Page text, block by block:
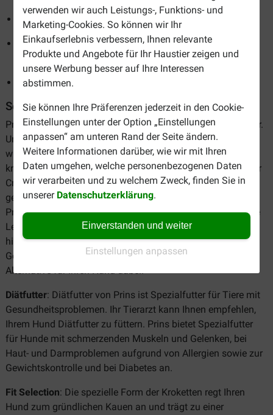
verwenden wir auch Leistungs-, Funktions- und
Marketing-Cookies. So können wir Ihr
Einkaufserlebnis verbessern, Ihnen relevante
Produkte und Angebote für Ihr Haustier zeigen und
unsere Werbung besser auf Ihre Interessen
abstimmen.
Sie können Ihre Präferenzen jederzeit in den Cookie-
Einstellungen unter der Option „Einstellungen
anpassen“ am unteren Rand der Seite ändern.
Weitere Informationen darüber, wie wir mit Ihren
Daten umgehen, welche personenbezogenen Daten
wir verarbeiten und zu welchem Zweck, finden Sie in
unserer Datenschutzerklärung.
Einverstanden und weiter
Einstellungen anpassen
Nachhaltig und ohne Tierversuche
Die Verpackung enthält weniger Sauerstoff, was die
Haltbarkeit verlängert
Für jeden Hund die passende Variante
Sortiment Prins Hundefutter
Prins verfügt über ein sehr großes Sortiment an Hundefutter.
Um Ihnen die Auswahl zu erleichtern, nennen wir hier die
wichtigsten Unterschiede. Mag Ihr Hund zum Beispiel lieber
knusprige Kroketten? Entscheiden Sie sich dann für eine der
Croque-Varianten. Bevorzugt Ihr Hund leicht verdauliches,
gepresstes Trockenfutter? Dann könnte ProCare oder
ProCare Protection genau das Richtige für ihn sein. Für jede
Lebensphase gibt es ein spezielles Trockenfutter. Darüber
hinaus gibt es spezielle Varianten für verschiedene
Gesundheitsrisiken. Da ist bestimmt auch eine köstliche
Alternative für Ihren Hund dabei.
Diätfutter: Diätfutter von Prins ist Spezialfutter für Tiere mit
Gesundheitsproblemen. Ihr Tierarzt kann Ihnen empfehlen,
Ihrem Hund Diätfutter zu füttern. Prins bietet Spezialfutter
für Hunde mit schmerzenden Muskeln und Gelenken, bei
Haut- und Darmproblemen aufgrund von Allergien sowie zur
Gewichtskontrolle und bei Diabetes an.
Fit Selection: Die spezielle Form der Kroketten regt Ihren
Hund zum gründlichen Kauen an und trägt zu einer